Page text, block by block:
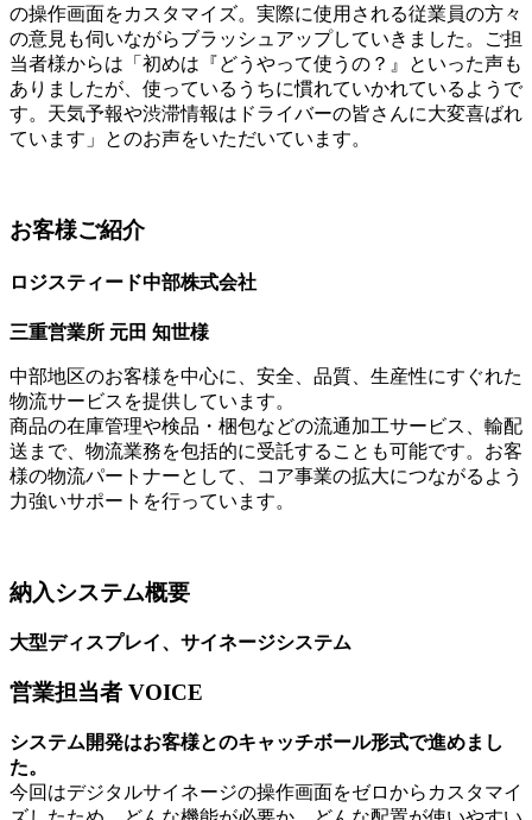
の操作画面をカスタマイズ。実際に使用される従業員の方々
の意見も伺いながらブラッシュアップしていきました。ご担
当者様からは「初めは『どうやって使うの？』といった声も
ありましたが、使っているうちに慣れていかれているようで
す。天気予報や渋滞情報はドライバーの皆さんに大変喜ばれ
ています」とのお声をいただいています。
お客様ご紹介
ロジスティード中部株式会社
三重営業所 元田 知世様
中部地区のお客様を中心に、安全、品質、生産性にすぐれた
物流サービスを提供しています。
商品の在庫管理や検品・梱包などの流通加工サービス、輸配
送まで、物流業務を包括的に受託することも可能です。お客
様の物流パートナーとして、コア事業の拡大につながるよう
力強いサポートを行っています。
納入システム概要
大型ディスプレイ、サイネージシステム
営業担当者 VOICE
システム開発はお客様とのキャッチボール形式で進めまし
た。
今回はデジタルサイネージの操作画面をゼロからカスタマイ